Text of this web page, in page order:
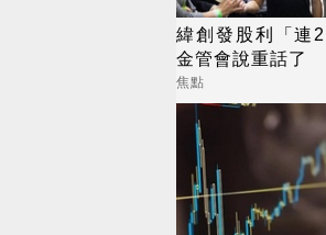
緯創發股利「連2
金管會說重話了
焦點